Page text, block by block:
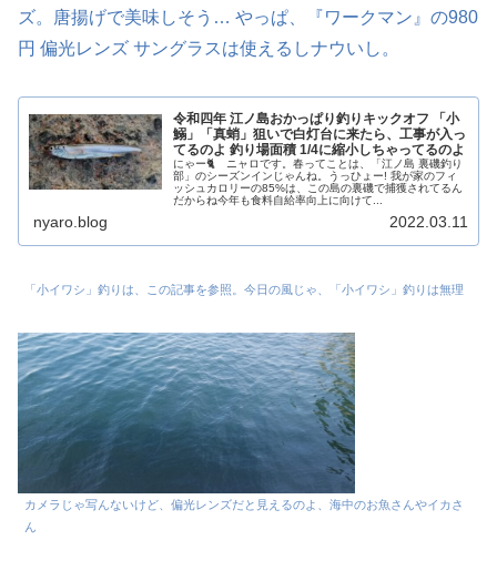
ズ。唐揚げで美味しそう… やっぱ、『ワークマン』の980
円 偏光レンズ サングラスは使えるしナウいし。
令和四年 江ノ島おかっぱり釣りキックオフ 「小
鰯」「真蛸」狙いで白灯台に来たら、工事が入っ
てるのよ 釣り場面積 1/4に縮小しちゃってるのよ
にゃー🐈 ニャロです。春ってことは、「江ノ島 裏磯釣り
部」のシーズンインじゃんね。うっひょー! 我が家のフィ
ッシュカロリーの85%は、この島の裏磯で捕獲されてるん
だからね今年も食料自給率向上に向けて...
nyaro.blog 2022.03.11
「小イワシ」釣りは、この記事を参照。今日の風じゃ、「小イワシ」釣りは無理
カメラじゃ写んないけど、偏光レンズだと見えるのよ、海中のお魚さんやイカさ
ん